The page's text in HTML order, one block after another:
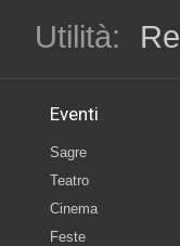
Utilità:
Eventi
Sagre
Teatro
Cinema
Feste